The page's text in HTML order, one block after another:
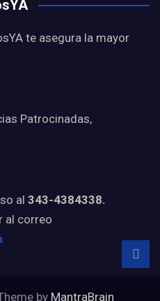
te asegura la mayor
Patrocinadas,
al 343-4384338.
al correo
by MantraBrain